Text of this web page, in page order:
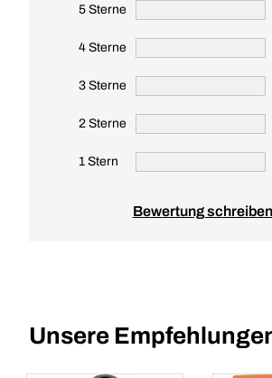
5 Sterne
4 Sterne
3 Sterne
2 Sterne
1 Stern
Bewertung schreiben
Unsere